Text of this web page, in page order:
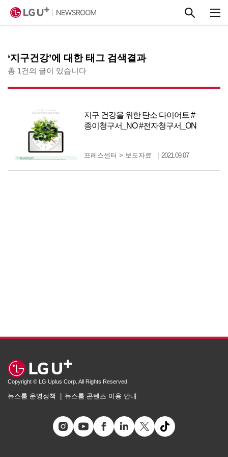
‘지구건강’에 대한 태그 검색결과
총 1건의 글이 있습니다
지구 건강을 위한 탄소 다이어트 #
종이청구서_NO #전자청구서_ON
프레스센터 > 보도자료 2021.09.07
Copyright © LG Uplus Corp. All Rights Reserved.
뉴스룸 운영정책 뉴스룸 콘텐츠 이용 안내